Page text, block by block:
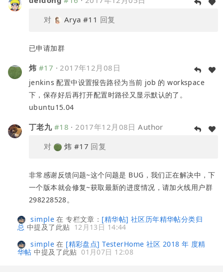
对
Arya #11 回复
已申请加群
炜 #17 · 2017年12月08日
jenkins 配置中设置报告路径为当前 job 的 workspace
下，保存好后再打开配置时路径又显示默认的了。
ubuntu15.04
丁老九 #18 · 2017年12月08日 Author
对
炜 #17 回复
非常感谢反馈问题~这个问题是 BUG，我们正在解决中，下
一个版本就会修复~获取最新的进度情况，请加火线用户群
298228528。
simple在专栏文章： [精华帖] 社区历年精华帖分类归
总 中提及了此贴 12月13日 14:44
simple在 [精彩盘点] TesterHome 社区 2018 年 度精
华帖 中提及了此贴 01月07日 12:08